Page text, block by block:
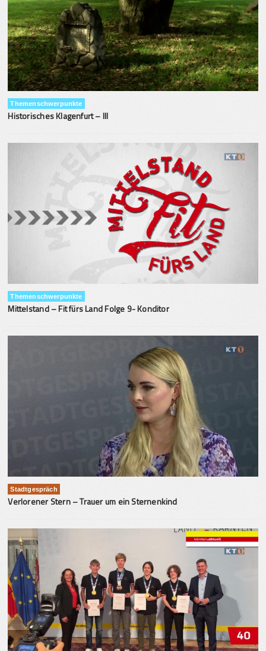
Themenschwerpunkte
Historisches Klagenfurt – III
Themenschwerpunkte
Mittelstand – Fit fürs Land Folge 9- Konditor
Stadtgespräch
Verlorener Stern – Trauer um ein Sternenkind